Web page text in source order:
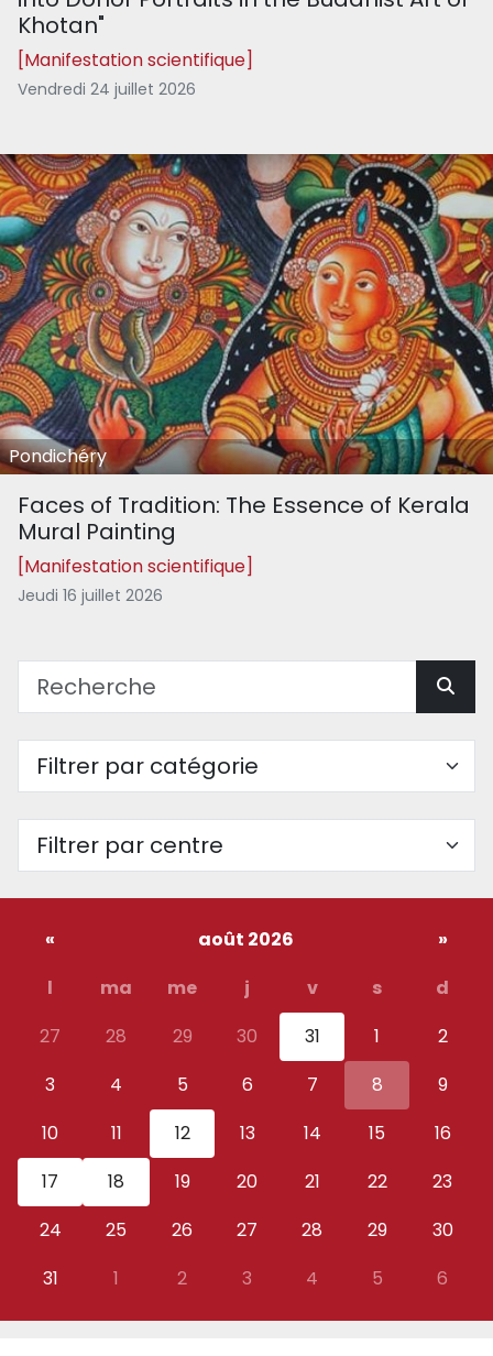
Khotan"
[Manifestation scientifique]
Vendredi 24 juillet 2026
Pondichéry
Faces of Tradition: The Essence of Kerala
Mural Painting
[Manifestation scientifique]
Jeudi 16 juillet 2026
« août 2026
»
l
ma me j v s
d
27
28 29 30 31 1
2
3
4 5 6 7 8
9
10
11 12 13 14 15
16
17
18 19 20 21 22
23
24
25 26 27 28 29
30
31
1 2 3 4 5 6